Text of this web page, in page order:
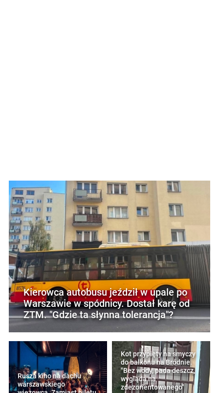
Kierowca autobusu jeździł w upale po
Warszawie w spódnicy. Dostał karę od
ZTM. "Gdzie ta słynna tolerancja"?
Rusza kino na dachu
warszawskiego
Kot przypięty na smyczy
do balkonu na Bródnie.
"Bez wody, pada deszcz,
wygląda na
zdezorientowanego"